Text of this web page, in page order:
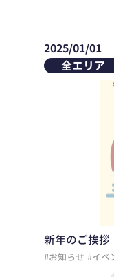
2025/01/01
全エリア
新年のご挨拶
#お知らせ #イベ